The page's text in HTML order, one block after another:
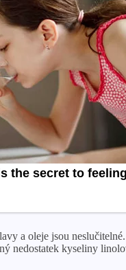
a oleje jsou
nedostatek kyseliny